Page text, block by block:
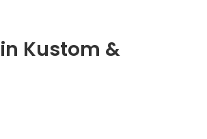
Kustom &